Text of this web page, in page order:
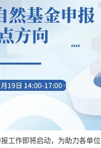
工作即将启动，为助力各单